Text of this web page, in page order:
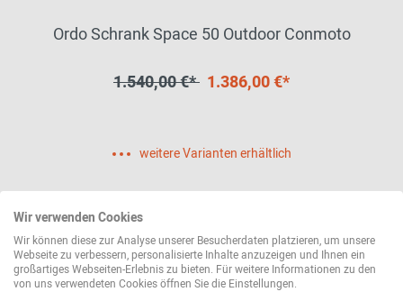
Ordo Schrank Space 50 Outdoor Conmoto
1.540,00 €* 1.386,00 €*
weitere Varianten erhältlich
Wir verwenden Cookies
Wir können diese zur Analyse unserer Besucherdaten platzieren, um unsere
Webseite zu verbessern, personalisierte Inhalte anzuzeigen und Ihnen ein
großartiges Webseiten-Erlebnis zu bieten. Für weitere Informationen zu den
von uns verwendeten Cookies öffnen Sie die Einstellungen.